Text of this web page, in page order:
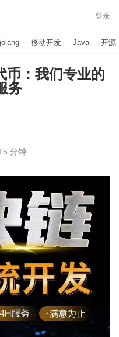
登录
移动开发 Java 开源
币：我们专业的
务
分钟